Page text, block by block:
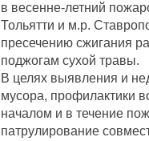
в весенне-летний
Тольятти и м.р.
пресечению сжигания
поджогам сухой травы.
В целях выявления и
мусора, профилактики
началом и в течение
патрулирование